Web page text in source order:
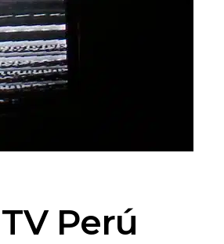
Perú